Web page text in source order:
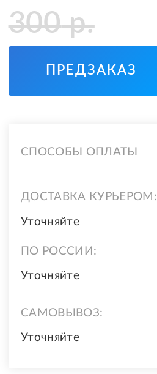
300р.
ПРЕДЗАКАЗ
СПОСОБЫ ОПЛАТЫ
ДОСТАВКА КУРЬЕРОМ:
Уточняйте
ПО РОССИИ:
Уточняйте
САМОВЫВОЗ:
Уточняйте